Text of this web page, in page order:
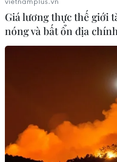
Giá lương thực thế giới
nóng và bất ổn địa